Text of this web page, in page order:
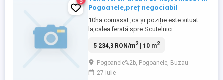
Pogoanele,preț negociabil
10ha comasat ,ca și poziție este situat
la,calea ferată spre Scutelnici
5 234,8 RON/m2| 10 m2
Pogoanele%2b, Pogoanele, Buzau
27 iulie